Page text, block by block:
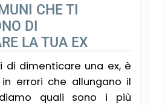
CHE TI
DI
LA TUA EX
di dimenticare una ex, è
errori che allungano il
quali sono i più